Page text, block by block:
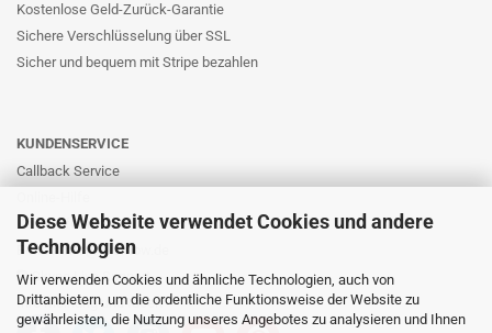
Diese Webseite verwendet Cookies und andere
Technologien
Wir verwenden Cookies und ähnliche Technologien, auch von
Drittanbietern, um die ordentliche Funktionsweise der Website zu
gewährleisten, die Nutzung unseres Angebotes zu analysieren und Ihnen
Kostenlose Geld-Zurück-Garantie
Sichere Verschlüsselung über SSL
Sicher und bequem mit Stripe bezahlen
KUNDENSERVICE
Callback Service
Kontaktformular
E-Mail: info@likernow.de
Skype Live Support
Ihre Meinung und Ideen